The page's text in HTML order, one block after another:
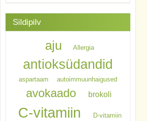
Sildipilv
aju Allergia
antioksüdandid
aspartaam autoimmuunhaigused
avokaado brokoli
C-vitamiin D-vitamiin